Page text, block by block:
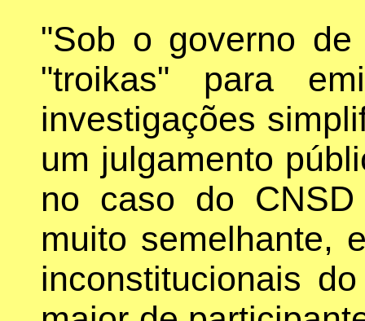
"Sob o governo
"troikas" para
investigações
um julgamento
no caso do
muito semelhante,
inconstitucionais